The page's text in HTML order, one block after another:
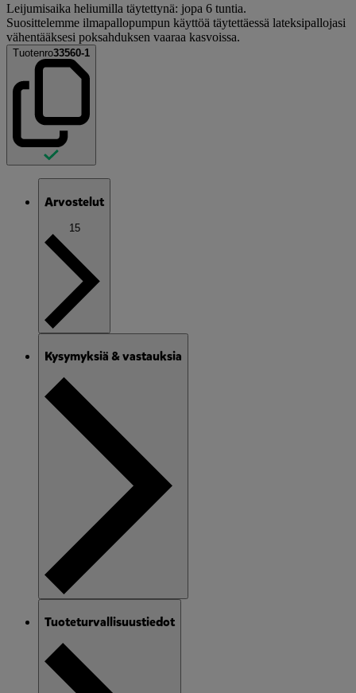
Leijumisaika heliumilla täytettynä: jopa 6 tuntia.
Suosittelemme ilmapallopumpun käyttöä täytettäessä lateksipallojasi
vähentääksesi poksahduksen vaaraa kasvoissa.
Tuotenro33560-1
Arvostelut
15
Kysymyksiä & vastauksia
Tuoteturvallisuustiedot